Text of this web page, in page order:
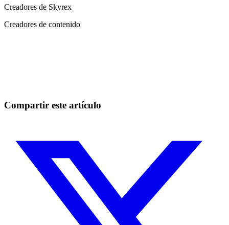
Creadores de Skyrex
Creadores de contenido
Compartir este artículo